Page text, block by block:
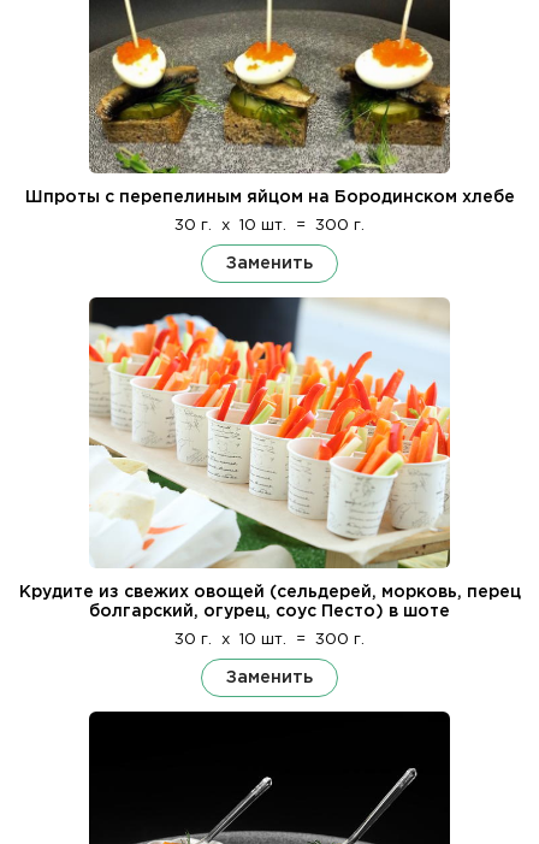
Шпроты с перепелиным яйцом на Бородинском хлебе
30 г. x 10 шт. = 300 г.
Заменить
Крудите из свежих овощей (сельдерей, морковь, перец
болгарский, огурец, соус Песто) в шоте
30 г. x 10 шт. = 300 г.
Заменить